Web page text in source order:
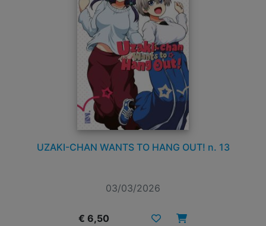
UZAKI-CHAN WANTS TO HANG OUT! n. 13
03/03/2026
€ 6,50